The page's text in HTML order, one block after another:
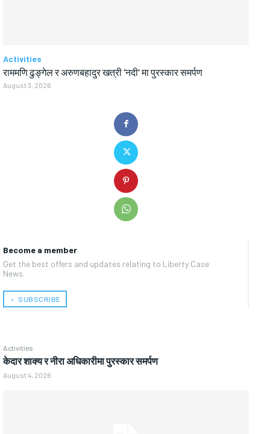
Become a member
Get the best offers and updates relating to Liberty Case
News.
﹢ SUBSCRIBE
Activities
केदार शाक्य र नीरा अधिकारीमा पुरस्कार समर्पण
August 4, 2026
Activities
राममणि ढुङ्गेल र अरुणबहादुर खत्री ‘नदी’ मा पुरस्कार समर्पण
August 3, 2026